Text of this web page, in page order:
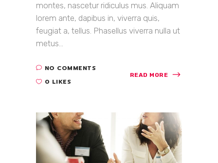
montes, nascetur ridiculus mus. Aliquam
lorem ante, dapibus in, viverra quis,
feugiat a, tellus. Phasellus viverra nulla ut
metus...
NO COMMENTS
0 LIKES
READ MORE